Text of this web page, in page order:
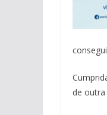
de